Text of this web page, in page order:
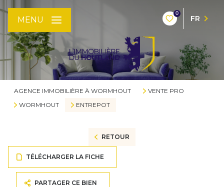
0
FR
MENU
AGENCE IMMOBILIÈRE À WORMHOUT
VENTE PRO
WORMHOUT
ENTREPOT
RETOUR
TÉLÉCHARGER LA FICHE
PARTAGER CE BIEN